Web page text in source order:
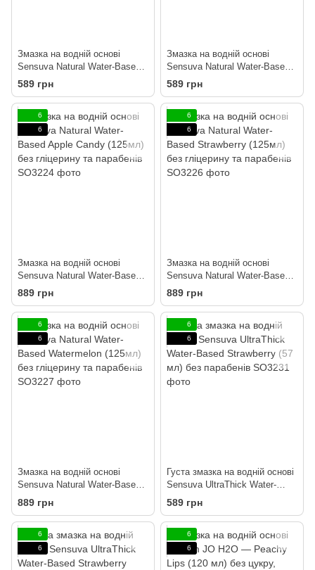
Змазка на водній основі
Sensuva Natural Water-Based
Strawberry (57 мл) без
гліцерину та парабенів
589 грн
Змазка на водній основі
Sensuva Natural Water-Based
Watermelon (57мл) без
гліцерину та парабенів
589 грн
6
6
Змазка на водній основі
Sensuva Natural Water-Based
Apple Candy (125мл) без
гліцерину та парабенів
889 грн
6
6
Змазка на водній основі
Sensuva Natural Water-Based
Strawberry (125мл) без
гліцерину та парабенів
889 грн
6
6
Змазка на водній основі
Sensuva Natural Water-Based
Watermelon (125мл) без
гліцерину та парабенів
889 грн
6
6
Густа змазка на водній основі
Sensuva UltraThick Water-
Based Strawberry (57 мл) без
парабенів
589 грн
6
6
6
6